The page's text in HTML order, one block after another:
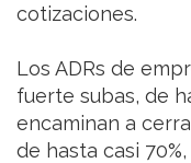
cotizaciones.
Los ADRs de
fuerte subas, de
encaminan a
de hasta casi